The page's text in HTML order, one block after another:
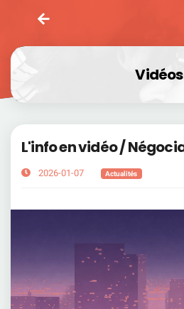
Vidéos
L'info en vidéo /
2026-01-07 Actualités